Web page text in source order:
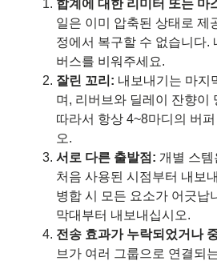
합계에 대한 리미터 또는 마
일은 이미 압축된 상태로 제
정에서 복구할 수 없습니다.
버스를 비워주세요.
잘린 꼬리: 내보내기는 마지
며, 리버브와 딜레이 잔향이
따라서 항상 4~8마디의 버
오.
서로 다른 출발점: 개별 스템
처음 사용된 시점부터 내보
병합 시 모든 요소가 어긋납
막대부터 내보내십시오.
전송 효과가 누락되었거나
브가 여러 그룹으로 연결되